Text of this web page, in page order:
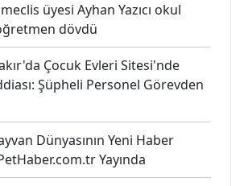
üyesi Ayhan Yazıcı okul
dövdü
Çocuk Evleri Sitesi'nde
Şüpheli Personel Görevden
Dünyasının Yeni Haber
Yayında